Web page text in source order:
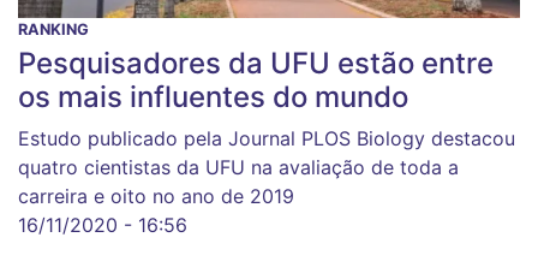
RANKING
Pesquisadores da UFU estão entre
os mais influentes do mundo
Estudo publicado pela Journal PLOS Biology destacou
quatro cientistas da UFU na avaliação de toda a
carreira e oito no ano de 2019
16/11/2020 - 16:56